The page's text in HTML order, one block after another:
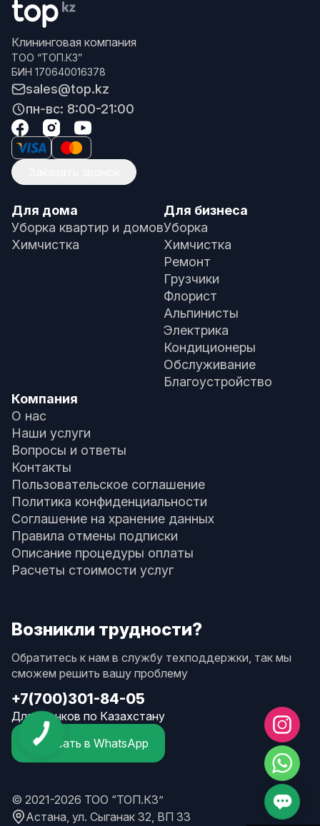
Клининговая компания
ТОО “ТОП.КЗ”
БИН 170640016378
sales@top.kz
пн-вс: 8:00-21:00
Для дома
Уборка квартир и домов
Химчистка
Для бизнеса
Уборка
Химчистка
Ремонт
Грузчики
Флорист
Альпинисты
Электрика
Кондиционеры
Обслуживание
Благоустройство
Компания
О нас
Наши услуги
Вопросы и ответы
Контакты
Пользовательское соглашение
Политика конфиденциальности
Соглашение на хранение данных
Правила отмены подписки
Описание процедуры оплаты
Расчеты стоимости услуг
Возникли трудности?
Обратитесь к нам в службу техподдержки, так мы
сможем решить вашу проблему
+7(700)301-84-05
Для звонков по Казахстану
Написать в WhatsApp
© 2021-2026 ТОО “ТОП.КЗ”
Астана, ул. Сыганак 32, ВП 33